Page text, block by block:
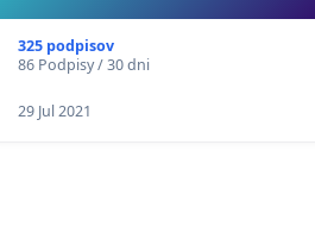
325 podpisov
86 Podpisy / 30 dni
29 Jul 2021